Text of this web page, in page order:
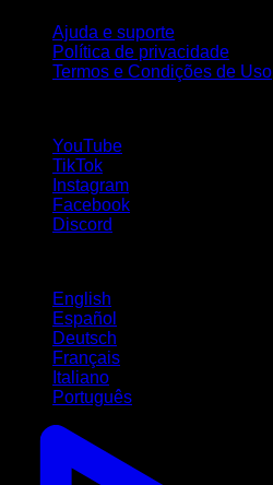
Ajuda e suporte
Política de privacidade
Termos e Condições de Uso
YouTube
TikTok
Instagram
Facebook
Discord
English
Español
Deutsch
Français
Italiano
Português